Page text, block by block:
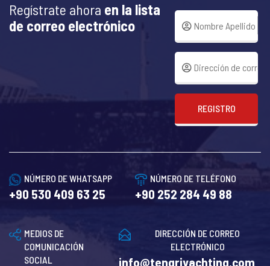
Regístrate ahora en la lista
de correo electrónico
REGISTRO
NÚMERO DE WHATSAPP
+90 530 409 63 25
NÚMERO DE TELÉFONO
+90 252 284 49 88
DIRECCIÓN DE CORREO
ELECTRÓNICO
info@tengriyachting.com
MEDIOS DE
COMUNICACIÓN
SOCIAL